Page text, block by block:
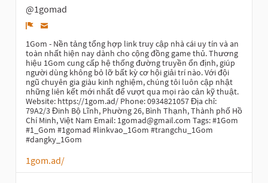
@1gomad
Denunciar
1Gom - Nền tảng tổng hợp link truy cập nhà cái uy tín và an
toàn nhất hiện nay dành cho cộng đồng game thủ. Thương
hiệu 1Gom cung cấp hệ thống đường truyền ổn định, giúp
người dùng không bỏ lỡ bất kỳ cơ hội giải trí nào. Với đội
ngũ chuyên gia giàu kinh nghiệm, chúng tôi luôn cập nhật
những liên kết mới nhất để vượt qua mọi rào cản kỹ thuật.
Website: https://1gom.ad/ Phone: 0934821057 Địa chỉ:
79A2/3 Đinh Bộ Lĩnh, Phường 26, Bình Thạnh, Thành phố Hồ
Chí Minh, Việt Nam Email: 1gomad@gmail.com Tags: #1Gom
#1_Gom #1gomad #linkvao_1Gom #trangchu_1Gom
#dangky_1Gom
1gom.ad/